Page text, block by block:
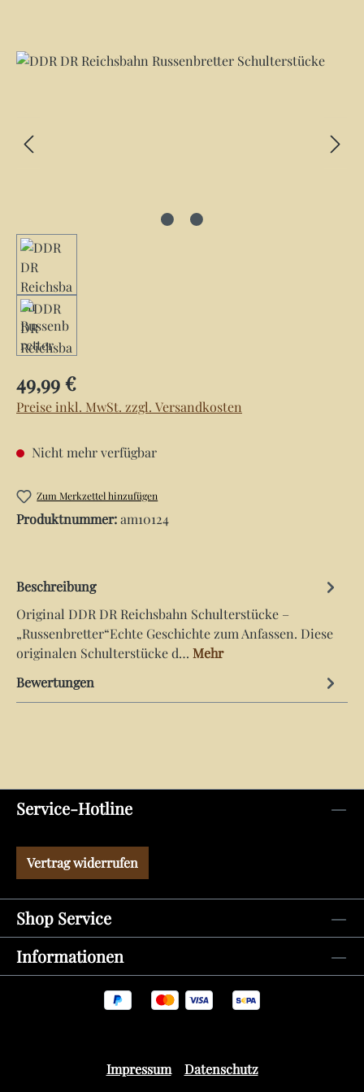
Bildergalerie überspringen
Regulärer Preis:
49,99 €
Preise inkl. MwSt. zzgl. Versandkosten
Nicht mehr verfügbar
Zum Merkzettel hinzufügen
Produktnummer:am10124
Beschreibung
Original DDR DR Reichsbahn Schulterstücke –
„Russenbretter“Echte Geschichte zum Anfassen. Diese
originalen Schulterstücke d… Mehr
Bewertungen
Service-Hotline
Vertrag widerrufen
Shop Service
Informationen
Impressum Datenschutz